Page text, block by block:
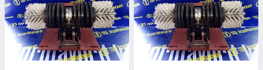
примесей при незначительном выносе с отходами зерна
основных культур и зерновой примеси.